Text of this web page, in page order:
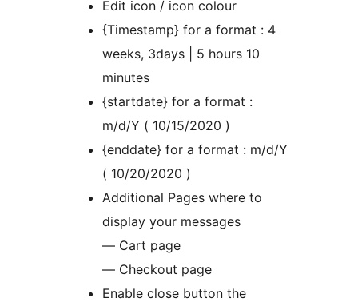
Edit icon / icon colour
{Timestamp} for a format : 4
weeks, 3days | 5 hours 10
minutes
{startdate} for a format :
m/d/Y ( 10/15/2020 )
{enddate} for a format : m/d/Y
( 10/20/2020 )
Additional Pages where to
display your messages
— Cart page
— Checkout page
Enable close button the